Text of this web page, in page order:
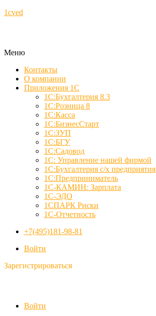
1cved
Меню
Контакты
О компании
Приложения 1С
1С:Бухгалтерия 8.3
1С:Розница 8
1С:Касса
1С:БизнесСтарт
1С:ЗУП
1С:БГУ
1С:Садовод
1С: Управление нашей фирмой
1С:Бухгалтерия с/х предприятия
1С:Предприниматель
1С-КАМИН: Зарплата
1С-ЭДО
1СПАРК Риски
1С-Отчетность
+7(495)181-98-81
Войти
Зарегистрироваться
Войти